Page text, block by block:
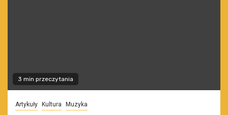
3 min przeczytania
Artykuły Kultura Muzyka